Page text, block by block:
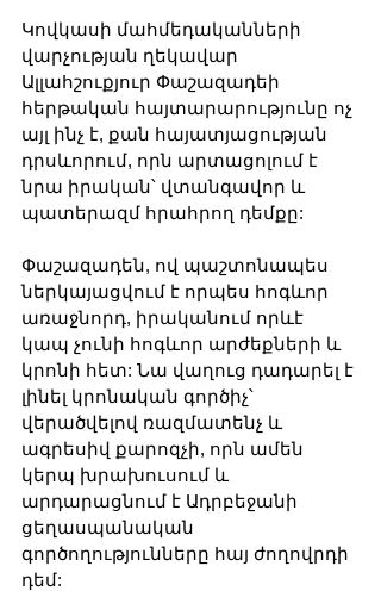
Կովկասի մահմեդականների
վարչության ղեկավար
Ալլահշուքյուր Փաշազադեի
հերթական հայտարարությունը ոչ
այլ ինչ է, քան հայատյացության
դրսևորում, որն արտացոլում է
նրա իրական՝ վտանգավոր և
պատերազմ հրահրող դեմքը:
Փաշազադեն, ով պաշտոնապես
ներկայացվում է որպես հոգևոր
առաջնորդ, իրականում որևէ
կապ չունի հոգևոր արժեքների և
կրոնի հետ: Նա վաղուց դադարել է
լինել կրոնական գործիչ՝
վերածվելով ռազմատենչ և
ագրեսիվ քարոզչի, որն ամեն
կերպ խրախուսում և
արդարացնում է Ադրբեջանի
ցեղասպանական
գործողությունները հայ ժողովրդի
դեմ: